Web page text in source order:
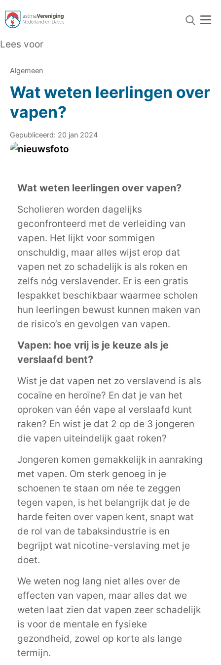
Lees voor
Algemeen
Wat weten leerlingen over
vapen?
Gepubliceerd: 20 jan 2024
Wat weten leerlingen over vapen?
Scholieren worden dagelijks
geconfronteerd met de verleiding van
vapen. Het lijkt voor sommigen
onschuldig, maar alles wijst erop dat
vapen net zo schadelijk is als roken en
zelfs nóg verslavender. Er is een gratis
lespakket beschikbaar waarmee scholen
hun leerlingen bewust kunnen maken van
de risico’s en gevolgen van vapen.
Vapen: hoe vrij is je keuze als je
verslaafd bent?
Wist je dat vapen net zo verslavend is als
cocaïne en heroïne? En dat je van het
oproken van één vape al verslaafd kunt
raken? En wist je dat 2 op de 3 jongeren
die vapen uiteindelijk gaat roken?
Jongeren komen gemakkelijk in aanraking
met vapen. Om sterk genoeg in je
schoenen te staan om née te zeggen
tegen vapen, is het belangrijk dat je de
harde feiten over vapen kent, snapt wat
de rol van de tabaksindustrie is en
begrijpt wat nicotine-verslaving met je
doet.
We weten nog lang niet alles over de
effecten van vapen, maar alles dat we
weten laat zien dat vapen zeer schadelijk
is voor de mentale en fysieke
gezondheid, zowel op korte als lange
termijn.